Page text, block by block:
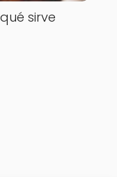
sirve